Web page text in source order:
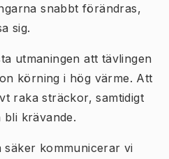
snabbt förändras,
sig.
utmaningen att tävlingen
körning i hög värme. Att
raka sträckor, samtidigt
bli krävande.
kommunicerar vi